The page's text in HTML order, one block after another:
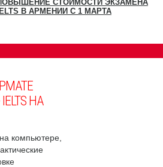
СТОИМОСТИ ЭКЗАМЕНА
IELTS В АРМЕНИИ С 1 МАРТА
НА
компьютере,